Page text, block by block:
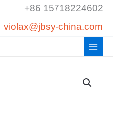
+86 15718224602
violax@jbsy-china.com